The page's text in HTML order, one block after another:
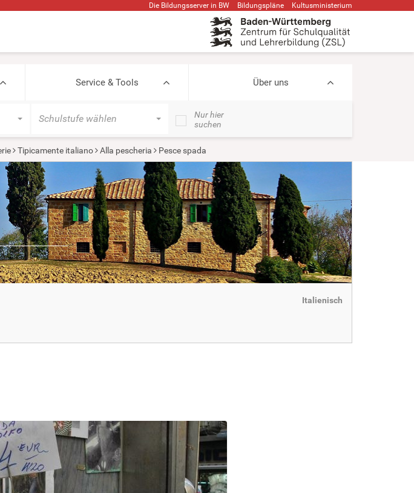
Die Bildungsserver in BW Bildungspläne Kultusministerium
Service & Tools Über uns
Schulstufe wählen
Nur hier
suchen
Tipicamente italiano Alla pescheria Pesce spada
Italienisch